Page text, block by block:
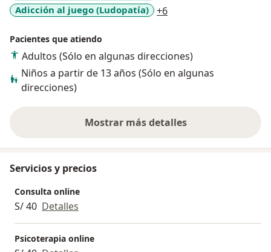
Adicción al juego (Ludopatía)
+6
Pacientes que atiendo
Adultos (Sólo en algunas direcciones)
Niños a partir de 13 años (Sólo en algunas
direcciones)
Mostrar más detalles
sobre la experiencia
Servicios y precios
Consulta online
S/ 40 Detalles
Psicoterapia online